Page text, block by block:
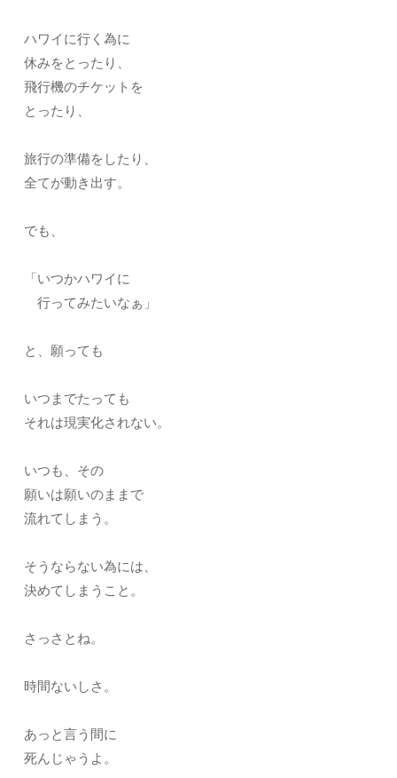
ハワイに行く為に
休みをとったり、
飛行機のチケットを
とったり、
旅行の準備をしたり、
全てが動き出す。
でも、
「いつかハワイに
行ってみたいなぁ」
と、願っても
いつまでたっても
それは現実化されない。
いつも、その
願いは願いのままで
流れてしまう。
そうならない為には、
決めてしまうこと。
さっさとね。
時間ないしさ。
あっと言う間に
死んじゃうよ。